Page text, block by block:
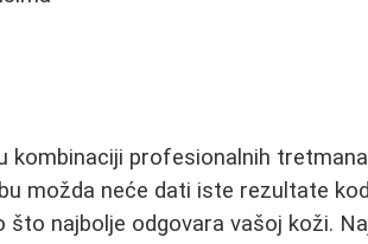
kombinaciji profesionalnih
možda neće dati iste rezultate
najbolje odgovara vašoj koži.